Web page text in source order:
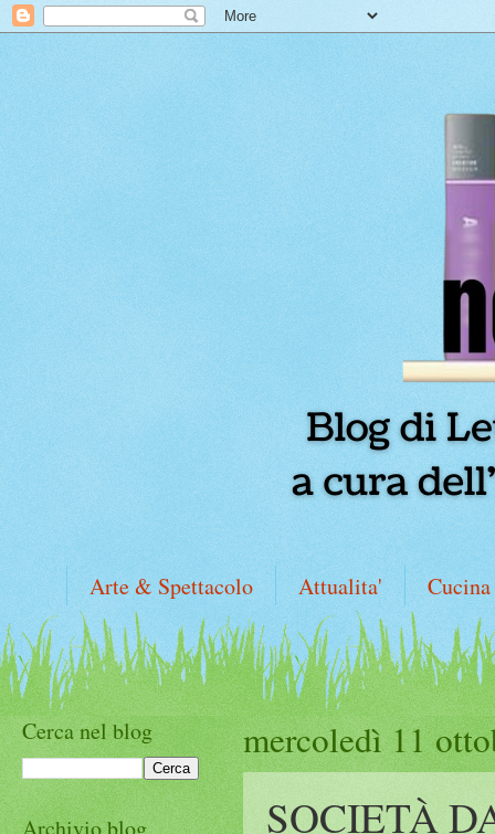
Arte & Spettacolo Attualita' Cucina
mercoledì 11
SOCIETÀ
Cerca nel blog
Archivio blog